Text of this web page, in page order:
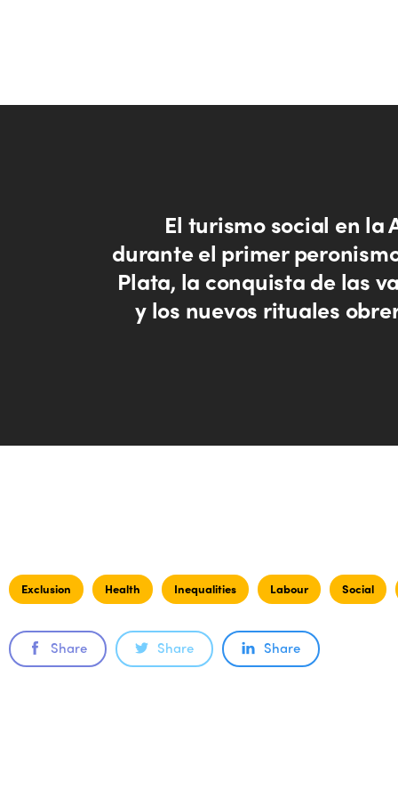
El turismo social en la
durante el primer
Plata, la conquista de las
y los nuevos rituales
Exclusion Health Inequalities Labour Social
Share Share Share